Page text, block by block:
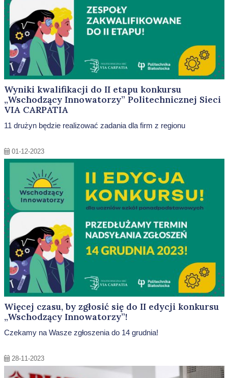
Wyniki kwalifikacji do II etapu konkursu
„Wschodzący Innowatorzy” Politechnicznej Sieci
VIA CARPATIA
11 drużyn będzie realizować zadania dla firm z regionu
01-12-2023
Więcej czasu, by zgłosić się do II edycji konkursu
„Wschodzący Innowatorzy”!
Czekamy na Wasze zgłoszenia do 14 grudnia!
28-11-2023